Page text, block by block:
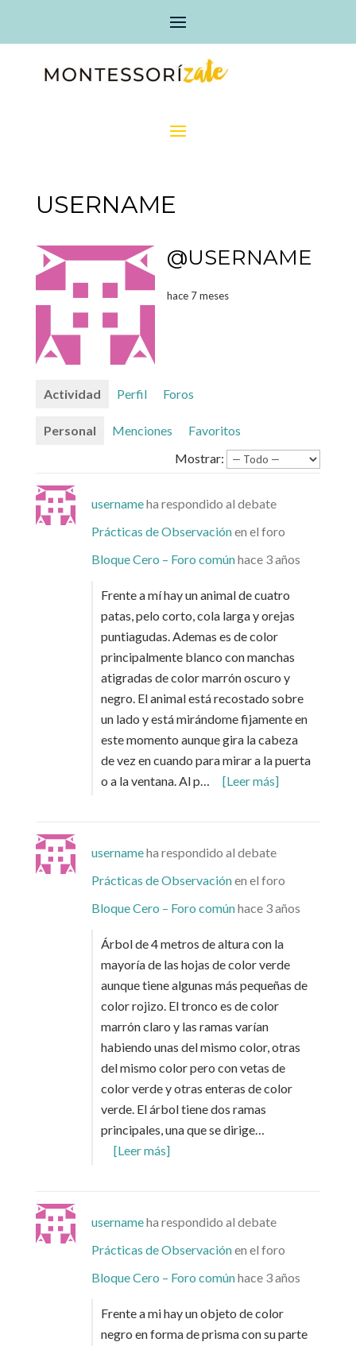
USERNAME
@USERNAME
hace 7 meses
Actividad Perfil Foros
Personal Menciones
Favoritos
Mostrar:
usernameha respondido al debate
Prácticas de Observaciónen el foro
Bloque Cero – Foro comúnhace 3 años
Frente a mí hay un animal de cuatro
patas, pelo corto, cola larga y orejas
puntiagudas. Ademas es de color
principalmente blanco con manchas
atigradas de color marrón oscuro y
negro. El animal está recostado sobre
un lado y está mirándome fijamente en
este momento aunque gira la cabeza
de vez en cuando para mirar a la puerta
o a la ventana. Al p…
[Leer más]
usernameha respondido al debate
Prácticas de Observaciónen el foro
Bloque Cero – Foro comúnhace 3 años
Árbol de 4 metros de altura con la
mayoría de las hojas de color verde
aunque tiene algunas más pequeñas de
color rojizo. El tronco es de color
marrón claro y las ramas varían
habiendo unas del mismo color, otras
del mismo color pero con vetas de
color verde y otras enteras de color
verde. El árbol tiene dos ramas
principales, una que se dirige…
[Leer más]
usernameha respondido al debate
Prácticas de Observaciónen el foro
Bloque Cero – Foro comúnhace 3 años
Frente a mi hay un objeto de color
negro en forma de prisma con su parte